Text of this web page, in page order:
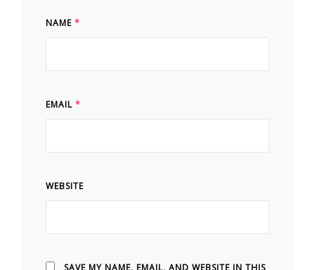
NAME *
EMAIL *
WEBSITE
SAVE MY NAME, EMAIL, AND WEBSITE IN THIS